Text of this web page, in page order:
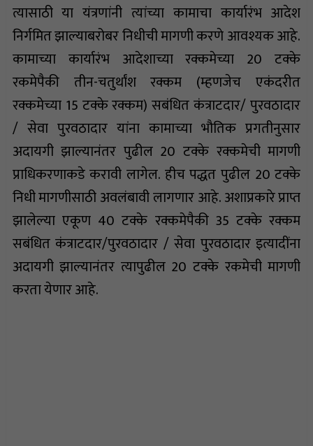
त्यासाठी या यंत्रणांनी त्यांच्या कामाचा कार्यारंभ आदेश
निर्गमित झाल्याबरोबर निधीची मागणी करणे आवश्यक आहे.
कामाच्या कार्यारंभ आदेशाच्या रक्कमेच्या 20 टक्के
रकमेपैकी तीन-चतुर्थांश रक्कम (म्हणजेच एकंदरीत
रक्कमेच्या 15 टक्के रक्कम) सबंधित कंत्राटदार/ पुरवठादार
/ सेवा पुरवठादार यांना कामाच्या भौतिक प्रगतीनुसार
अदायगी झाल्यानंतर पुढील 20 टक्के रक्कमेची मागणी
प्राधिकरणाकडे करावी लागेल. हीच पद्धत पुढील 20 टक्के
निधी मागणीसाठी अवलंबावी लागणार आहे. अशाप्रकारे प्राप्त
झालेल्या एकूण 40 टक्के रक्कमेपैकी 35 टक्के रक्कम
सबंधित कंत्राटदार/पुरवठादार / सेवा पुरवठादार इत्यादींना
अदायगी झाल्यानंतर त्यापुढील 20 टक्के रकमेची मागणी
करता येणार आहे.